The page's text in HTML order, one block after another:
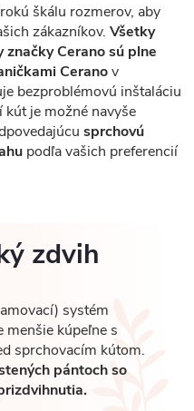
škálu rozmerov, aby
zákazníkov. Všetky
Cerano sú plne
Ceranov
bezproblémovú inštaláciu
kút je možné navyše
sprchovú
podľa vašich preferencií
zdvih
systém
menšie kúpeľne s
sprchovacím kútom.
pántoch so